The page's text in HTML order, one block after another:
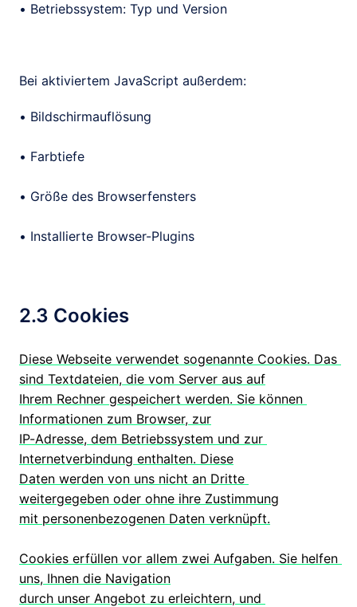
• Betriebssystem: Typ und Version
Bei aktiviertem JavaScript außerdem:
• Bildschirmauflösung
• Farbtiefe
• Größe des Browserfensters
• Installierte Browser-Plugins
2.3 Cookies
Diese Webseite verwendet sogenannte Cookies. Das
sind Textdateien, die vom Server aus auf
Ihrem Rechner gespeichert werden. Sie können
Informationen zum Browser, zur
IP-Adresse, dem Betriebssystem und zur
Internetverbindung enthalten. Diese
Daten werden von uns nicht an Dritte
weitergegeben oder ohne ihre Zustimmung
mit personenbezogenen Daten verknüpft.
Cookies erfüllen vor allem zwei Aufgaben. Sie helfen
uns, Ihnen die Navigation
durch unser Angebot zu erleichtern, und